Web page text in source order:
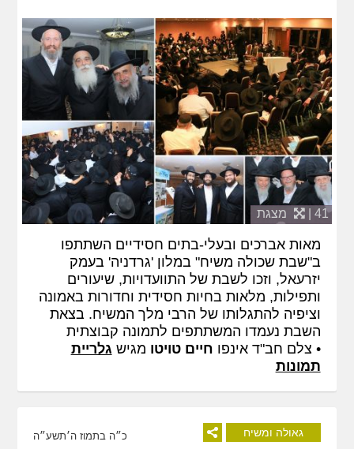
41 | מצגת
מאות אברכים ובעלי-בתים חסידיים השתתפו
ב"שבת שכולה משיח" במלון 'גרדניה' בעמק
יזרעאל, וזכו לשבת של התוועדויות, שיעורים
ותפילות, מלאות בחיות חסידית וחדורות באמונה
וציפיה להתגלותו של הרבי מלך המשיח. בצאת
השבת נעמדו המשתתפים לתמונה קבוצתית
• צלם חב"ד אינפו חיים טויטו מגיש גלריית
תמונות
גאולה ומשיח כ״ה בתמוז ה׳תשע״ה